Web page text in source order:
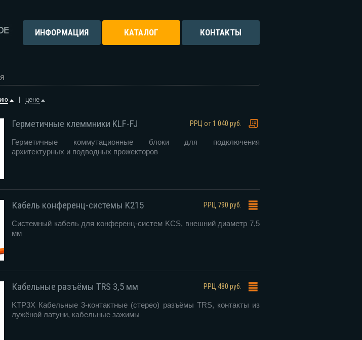
ИНФОРМАЦИЯ КАТАЛОГ КОНТАКТЫ
цене
Герметичные клеммники KLF-FJ РРЦ от 1 040 руб.
Герметичные коммутационные блоки для подключения
архитектурных и подводных прожекторов
Кабель конференц-системы K215 РРЦ 790 руб.
Системный кабель для конференц-систем KCS, внешний диаметр 7,5
мм
Кабельные разъёмы TRS 3,5 мм РРЦ 480 руб.
KTP3X Кабельные 3-контактные (стерео) разъёмы TRS, контакты из
лужёной латуни, кабельные зажимы